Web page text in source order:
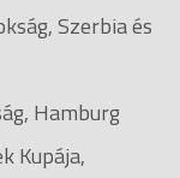
Szerbia és
Hamburg
Kupája,